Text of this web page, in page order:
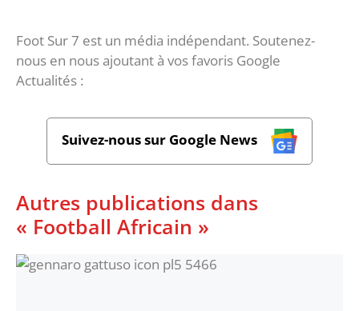
Foot Sur 7 est un média indépendant. Soutenez-
nous en nous ajoutant à vos favoris Google
Actualités :
Suivez-nous sur Google News
Autres publications dans
« Football Africain »